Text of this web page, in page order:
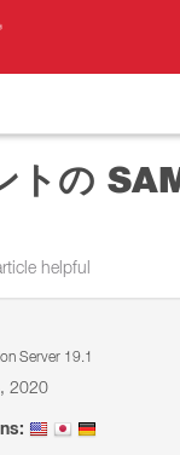
トの
helpful
Server 19.1
2020